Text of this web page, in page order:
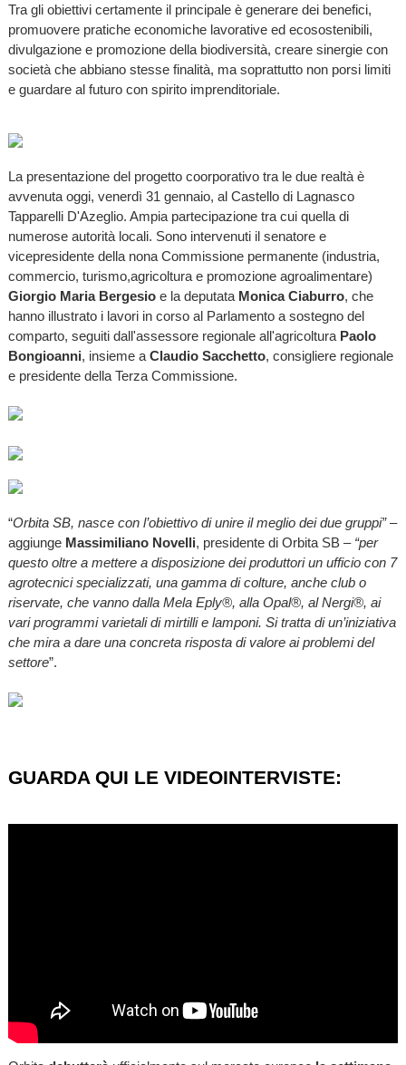
Tra gli obiettivi certamente il principale è generare dei benefici,
promuovere pratiche economiche lavorative ed ecosostenibili,
divulgazione e promozione della biodiversità, creare sinergie con
società che abbiano stesse finalità, ma soprattutto non porsi limiti
e guardare al futuro con spirito imprenditoriale.
La presentazione del progetto coorporativo tra le due realtà è
avvenuta oggi, venerdì 31 gennaio, al Castello di Lagnasco
Tapparelli D'Azeglio. Ampia partecipazione tra cui quella di
numerose autorità locali. Sono intervenuti il senatore e
vicepresidente della nona Commissione permanente (industria,
commercio, turismo,agricoltura e promozione agroalimentare)
Giorgio Maria Bergesioe la deputata Monica Ciaburro, che
hanno illustrato i lavori in corso al Parlamento a sostegno del
comparto, seguiti dall'assessore regionale all'agricoltura Paolo
Bongioanni, insieme a Claudio Sacchetto, consigliere regionale
e presidente della Terza Commissione.
“Orbita SB, nasce con l’obiettivo di unire il meglio dei due gruppi” –
aggiunge Massimiliano Novelli, presidente di Orbita SB– “per
questo oltre a mettere a disposizione dei produttori un ufficio con 7
agrotecnici specializzati, una gamma di colture, anche club o
riservate, che vanno dalla Mela Eply®, alla Opal®, al Nergi®, ai
vari programmi varietali di mirtilli e lamponi. Si tratta di un’iniziativa
che mira a dare una concreta risposta di valore ai problemi del
settore”.
GUARDA QUI LE VIDEOINTERVISTE: